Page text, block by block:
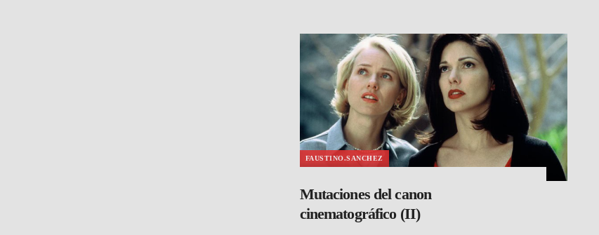
FAUSTINO.SANCHEZ
Mutaciones del canon
cinematográfico (II)